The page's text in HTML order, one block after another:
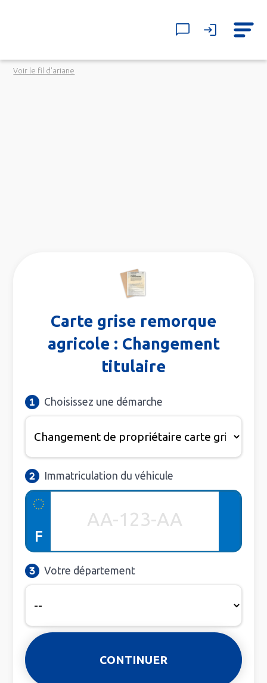
Voir le fil d'ariane
Carte grise remorque
agricole : Changement
titulaire
Choisissez une démarche
Immatriculation du véhicule
F
Votre département